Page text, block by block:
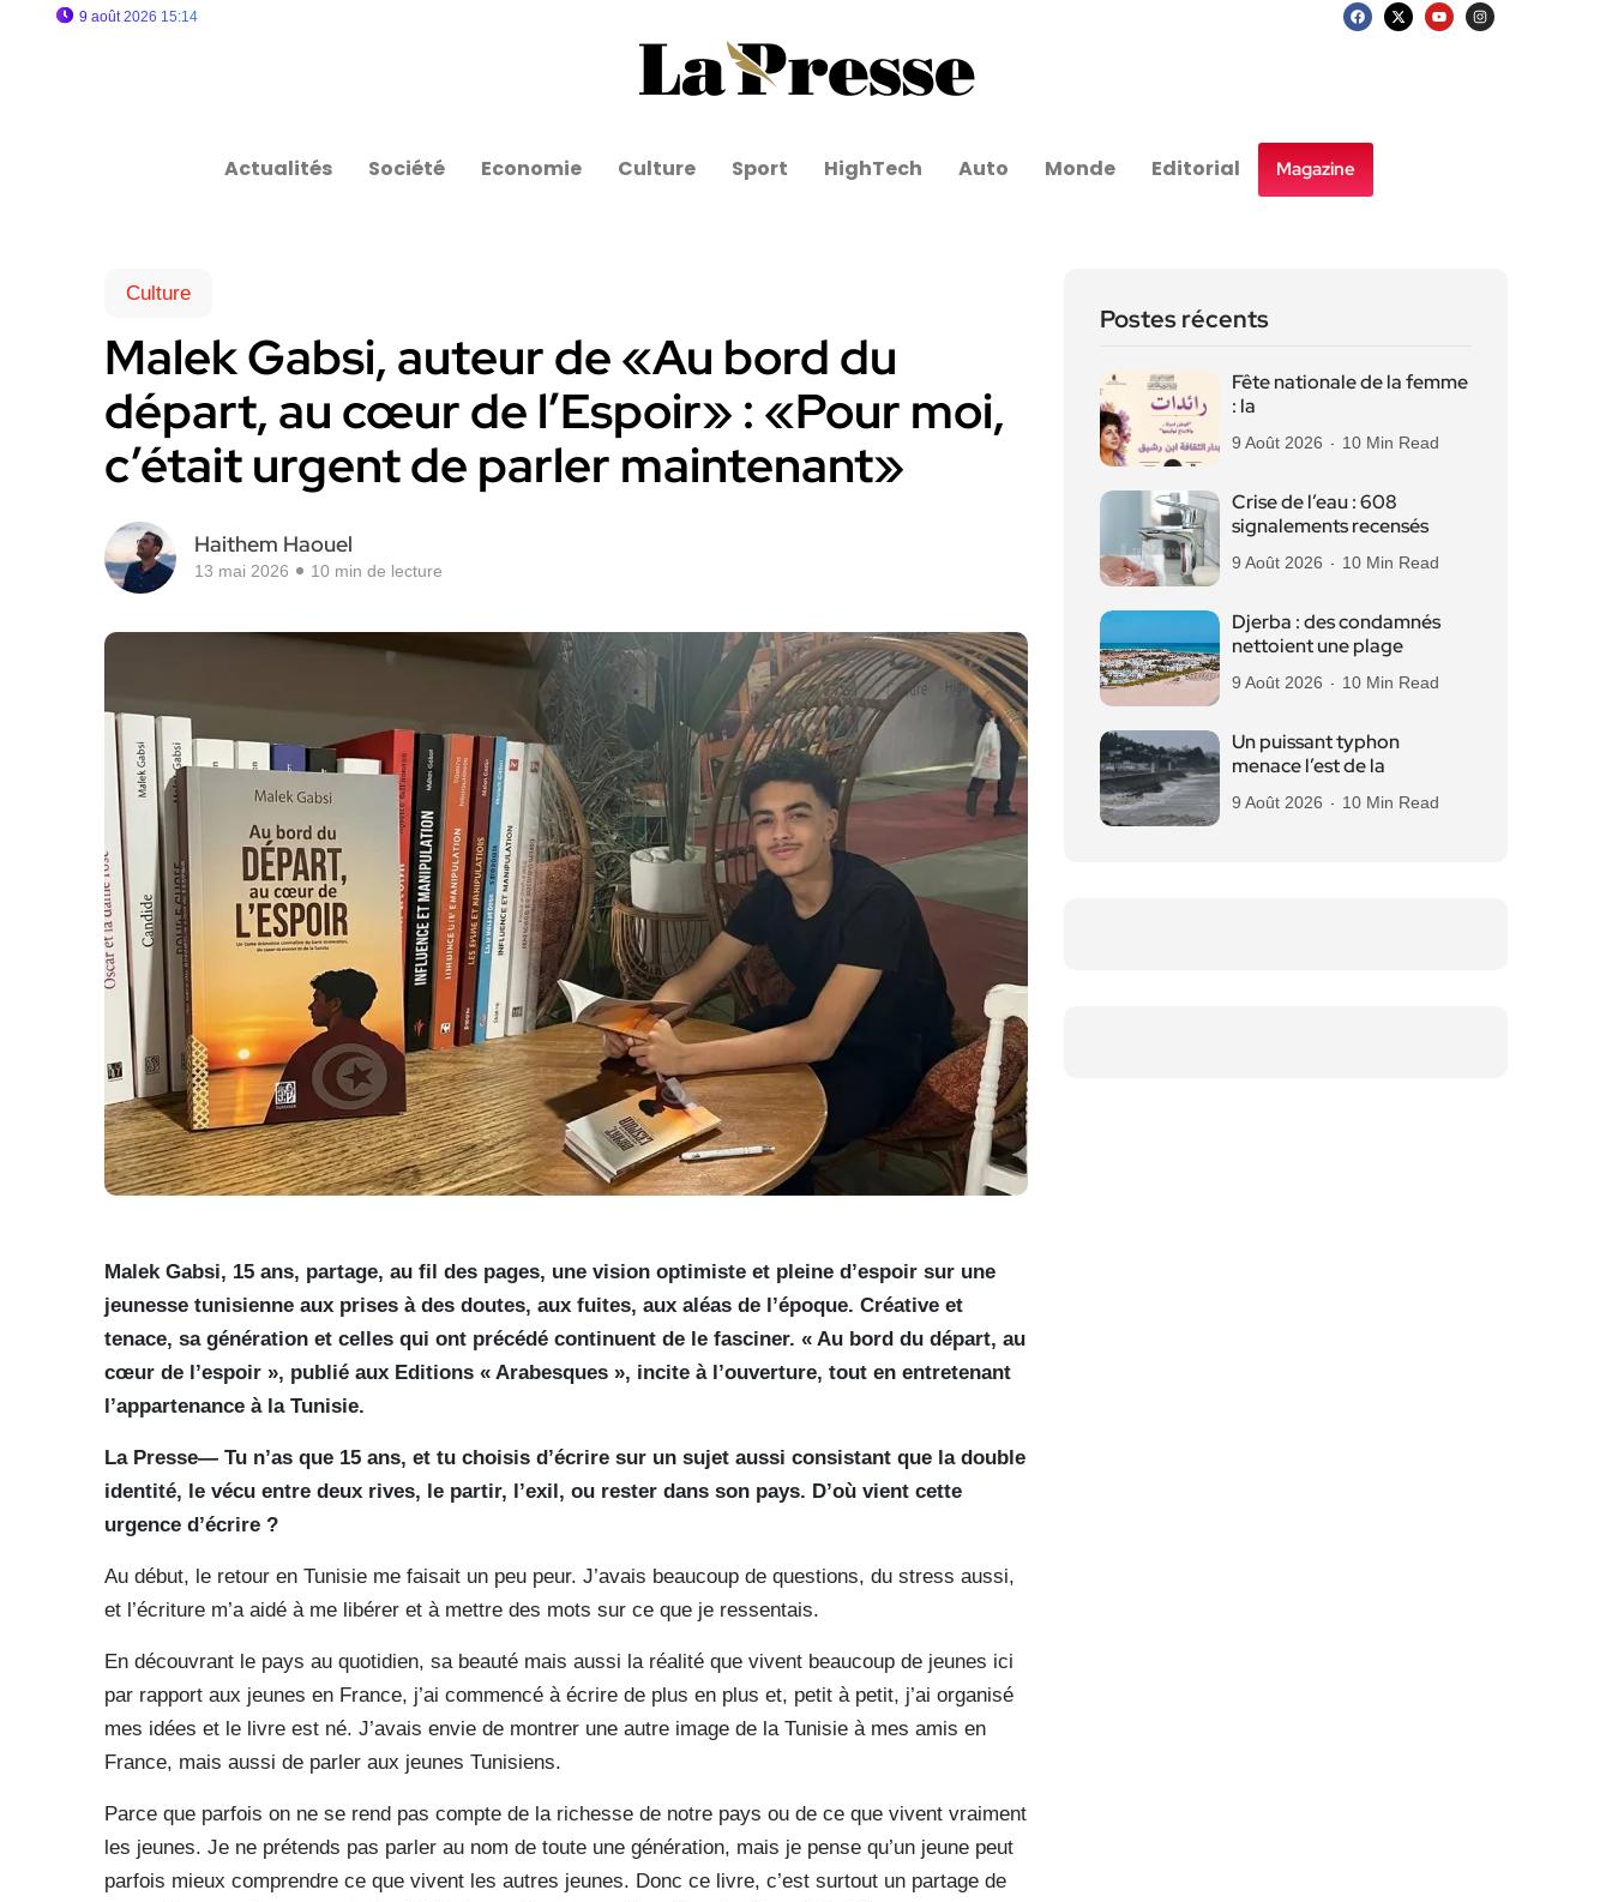
9 août 2026 15:14
Actualités Société Economie Culture Sport HighTech Auto Monde Editorial Magazine
Culture
Malek Gabsi, auteur de «Au bord du
départ, au cœur de l’Espoir» : «Pour moi,
c’était urgent de parler maintenant»
Haithem Haouel
13 mai 2026 10 min de lecture
Malek Gabsi, 15 ans, partage, au fil des pages, une vision optimiste et pleine d’espoir sur une
jeunesse tunisienne aux prises à des doutes, aux fuites, aux aléas de l’époque. Créative et
tenace, sa génération et celles qui ont précédé continuent de le fasciner. « Au bord du départ, au
cœur de l’espoir », publié aux Editions « Arabesques », incite à l’ouverture, tout en entretenant
l’appartenance à la Tunisie.
La Presse— Tu n’as que 15 ans, et tu choisis d’écrire sur un sujet aussi consistant que la double
identité, le vécu entre deux rives, le partir, l’exil, ou rester dans son pays. D’où vient cette
urgence d’écrire ?
Au début, le retour en Tunisie me faisait un peu peur. J’avais beaucoup de questions, du stress aussi,
et l’écriture m’a aidé à me libérer et à mettre des mots sur ce que je ressentais.
En découvrant le pays au quotidien, sa beauté mais aussi la réalité que vivent beaucoup de jeunes ici
par rapport aux jeunes en France, j’ai commencé à écrire de plus en plus et, petit à petit, j’ai organisé
mes idées et le livre est né. J’avais envie de montrer une autre image de la Tunisie à mes amis en
France, mais aussi de parler aux jeunes Tunisiens.
Parce que parfois on ne se rend pas compte de la richesse de notre pays ou de ce que vivent vraiment
les jeunes. Je ne prétends pas parler au nom de toute une génération, mais je pense qu’un jeune peut
parfois mieux comprendre ce que vivent les autres jeunes. Donc ce livre, c’est surtout un partage de
Postes récents
Fête nationale de la femme
: la
9 Août 2026 10 Min Read
Crise de l’eau : 608
signalements recensés
9 Août 2026 10 Min Read
Djerba : des condamnés
nettoient une plage
9 Août 2026 10 Min Read
Un puissant typhon
menace l’est de la
9 Août 2026 10 Min Read